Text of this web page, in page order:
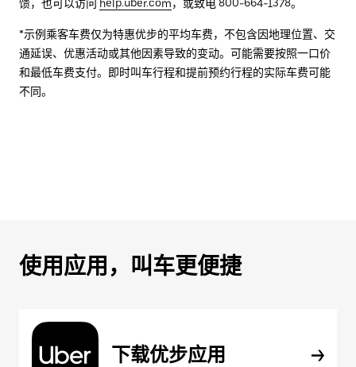
馈，也可以访问 help.uber.com，或致电 800-664-1378。
*示例乘客车费仅为特惠优步的平均车费，不包含因地理位置、交
通延误、优惠活动或其他因素导致的变动。可能需要按照一口价
和最低车费支付。即时叫车行程和提前预约行程的实际车费可能
不同。
使用应用，叫车更便捷
下载优步应用